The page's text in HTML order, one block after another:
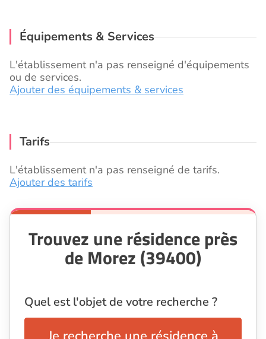
Équipements & Services
L'établissement n'a pas renseigné d'équipements
ou de services.
Ajouter des équipements & services
Tarifs
L'établissement n'a pas renseigné de tarifs.
Ajouter des tarifs
Trouvez une résidence près
de Morez (39400)
Quel est l'objet de votre recherche ?